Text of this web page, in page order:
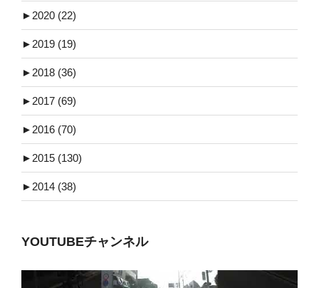
► 2020 (22)
► 2019 (19)
► 2018 (36)
► 2017 (69)
► 2016 (70)
► 2015 (130)
► 2014 (38)
YOUTUBEチャンネル